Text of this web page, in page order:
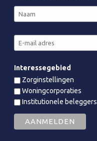
Interessegebied
Zorginstellingen
Woningcorporaties
Institutionele beleggers